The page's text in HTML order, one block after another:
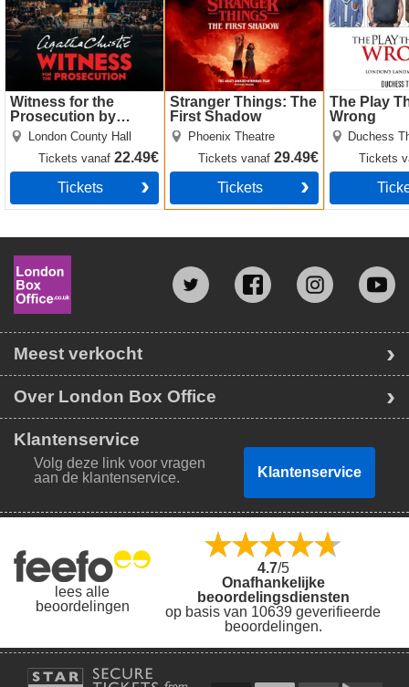
Witness for the
Prosecution by
Agatha Christie
London County Hall
Ticketsvanaf22.49€
Tickets
Stranger Things: The
First Shadow
Phoenix Theatre
Ticketsvanaf29.49€
Tickets
The Play
Wrong
Duchess
Tickets
Meest verkocht
Over London Box Office
Klantenservice
Volg deze link voor vragen
aan de klantenservice.
Klantenservice
lees alle
beoordelingen
4.7/5
Onafhankelijke
beoordelingsdiensten
op basis van 10639 geverifieerde
beoordelingen.